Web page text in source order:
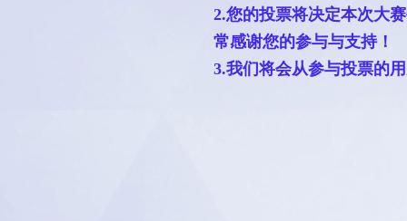
2.您的投票将决定本次大
常感谢您的参与与支持！
3.我们将会从参与投票的